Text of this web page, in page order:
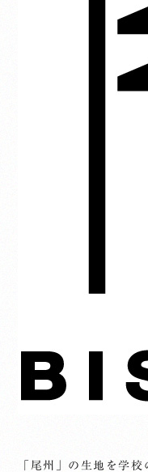
「尾州」の生地を学